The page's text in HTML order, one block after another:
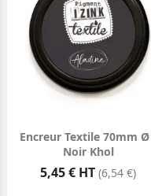
Encreur Textile 70mm Ø
Noir Khol
Prix
5,45 € HT (6,54 €)